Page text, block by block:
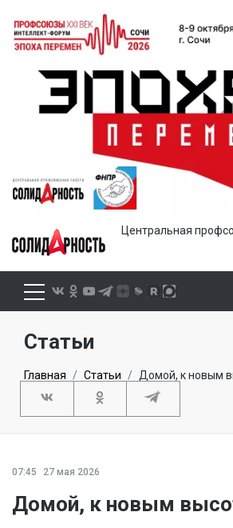
Центральная
Статьи
Главная Статьи Домой, к новым
07:45 27 мая 2026
Домой, к новым